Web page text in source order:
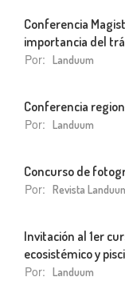
Conferencia
importancia del
Por: Landuum
Conferencia
Por: Landuum
Concurso de
Por: Revista
Invitación al 1er
ecosistémico y
Por: Landuum